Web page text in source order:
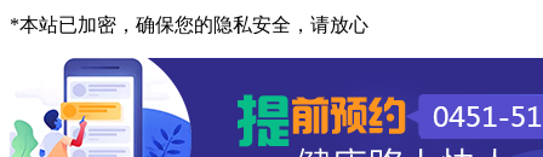
*本站已加密，确保您的隐私安全，请放心